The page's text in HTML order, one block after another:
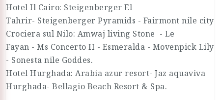
Hotel Il Cairo: Steigenberger El
Tahrir- Steigenberger Pyramids - Fairmont nile city
Crociera sul Nilo: Amwaj living Stone - Le
Fayan - Ms Concerto II - Esmeralda - Movenpick Lily
- Sonesta nile Goddes.
Hotel Hurghada: Arabia azur resort- Jaz aquaviva
Hurghada- Bellagio Beach Resort & Spa.